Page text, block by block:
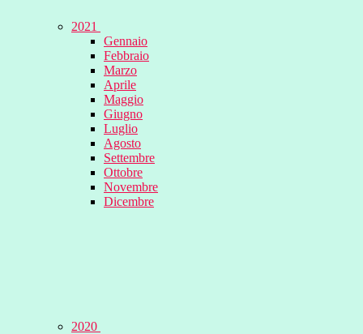
2021
Gennaio
Febbraio
Marzo
Aprile
Maggio
Giugno
Luglio
Agosto
Settembre
Ottobre
Novembre
Dicembre
2020